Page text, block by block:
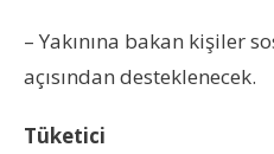
– Yakınına bakan kişiler
açısından desteklenecek.
Tüketici